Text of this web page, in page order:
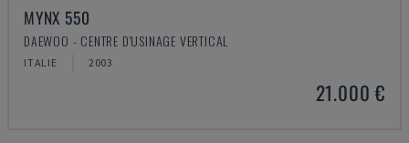
MYNX 550
DAEWOO - CENTRE D'USINAGE VERTICAL
ITALIE 2003
21.000 €